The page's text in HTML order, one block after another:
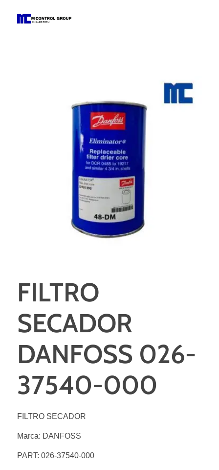
FILTRO
SECADOR
DANFOSS 026-
37540-000
FILTRO SECADOR
Marca: DANFOSS
PART: 026-37540-000